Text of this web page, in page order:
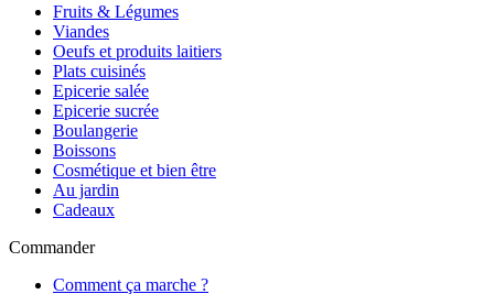
Fruits & Légumes
Viandes
Oeufs et produits laitiers
Plats cuisinés
Epicerie salée
Epicerie sucrée
Boulangerie
Boissons
Cosmétique et bien être
Au jardin
Cadeaux
Commander
Comment ça marche ?